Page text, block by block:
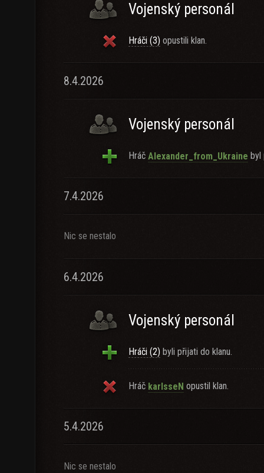
Vojenský personál
Hráči (3) opustili klan.
8.4.2026
Vojenský personál
Hráč Alexander_from_Ukraine byl
7.4.2026
Nic se nestalo
6.4.2026
Vojenský personál
Hráči (2) byli přijati do klanu.
Hráč karlsseN opustil klan.
5.4.2026
Nic se nestalo